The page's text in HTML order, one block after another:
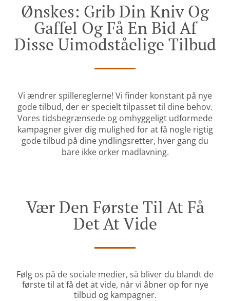
Ønskes: Grib Din Kniv Og
Gaffel Og Få En Bid Af
Disse Uimodståelige Tilbud
Vi ændrer spillereglerne! Vi finder konstant på nye
gode tilbud, der er specielt tilpasset til dine behov.
Vores tidsbegrænsede og omhyggeligt udformede
kampagner giver dig mulighed for at få nogle rigtig
gode tilbud på dine yndlingsretter, hver gang du
bare ikke orker madlavning.
Vær Den Første Til At Få
Det At Vide
Følg os på de sociale medier, så bliver du blandt de
første til at få det at vide, når vi åbner op for nye
tilbud og kampagner.